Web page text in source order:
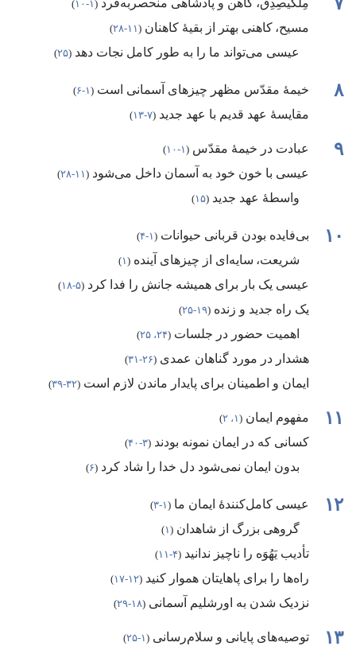
مِلکیصِدِق،‏ کاهن و پادشاهی منحصربه‌فرد ‏(‏۱-‏۱۰ ‏)‏
مسیح،‏ کاهنی بهتر از بقیهٔ کاهنان ‏(‏۱۱-‏۲۸ ‏)‏
عیسی می‌تواند ما را به طور کامل نجات دهد ‏(‏۲۵‏)‏
۸ خیمهٔ مقدّس مظهر چیزهای آسمانی است ‏(‏۱-‏۶ ‏)‏
مقایسهٔ عهد قدیم با عهد جدید ‏(‏۷-‏۱۳ ‏)‏
۹ عبادت در خیمهٔ مقدّس ‏(‏۱-‏۱۰ ‏)‏
عیسی با خون خود به آسمان داخل می‌شود ‏(‏۱۱-‏۲۸ ‏)‏
واسطهٔ عهد جدید ‏(‏۱۵‏)‏
۱۰ بی‌فایده بودن قربانی حیوانات ‏(‏۱-‏۴ ‏)‏
شریعت،‏ سایه‌ای از چیزهای آینده ‏(‏۱‏)‏
عیسی یک بار برای همیشه جانش را فدا کرد ‏(‏۵-‏۱۸ ‏)‏
یک راه جدید و زنده ‏(‏۱۹-‏۲۵ ‏)‏
اهمیت حضور در جلسات ‏(‏۲۴،‏ ۲۵ ‏)‏
هشدار در مورد گناهان عمدی ‏(‏۲۶-‏۳۱ ‏)‏
ایمان و اطمینان برای پایدار ماندن لازم است ‏(‏۳۲-‏۳۹ ‏)‏
۱۱ مفهوم ایمان ‏(‏۱،‏ ۲ ‏)‏
کسانی که در ایمان نمونه بودند ‏(‏۳-‏۴۰ ‏)‏
بدون ایمان نمی‌شود دل خدا را شاد کرد ‏(‏۶‏)‏
۱۲ عیسی کامل‌کنندهٔ ایمان ما ‏(‏۱-‏۳ ‏)‏
گروهی بزرگ از شاهدان ‏(‏۱‏)‏
تأدیب یَهُوَه را ناچیز ندانید ‏(‏۴-‏۱۱ ‏)‏
راه‌ها را برای پاهایتان هموار کنید ‏(‏۱۲-‏۱۷ ‏)‏
نزدیک شدن به اورشلیم آسمانی ‏(‏۱۸-‏۲۹ ‏)‏
۱۳ توصیه‌های پایانی و سلام‌رسانی ‏(‏۱-‏۲۵ ‏)‏